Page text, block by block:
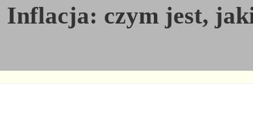
Inflacja: czym jest,